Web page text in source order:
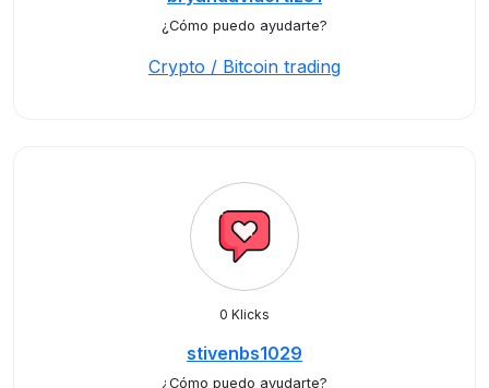
¿Cómo puedo ayudarte?
Crypto / Bitcoin trading
0 Klicks
stivenbs1029
¿Cómo puedo ayudarte?